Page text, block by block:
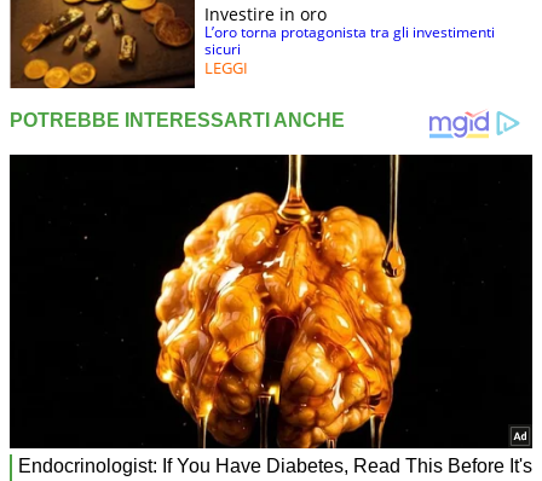
Investire in oro
L’oro torna protagonista tra gli investimenti
sicuri
LEGGI